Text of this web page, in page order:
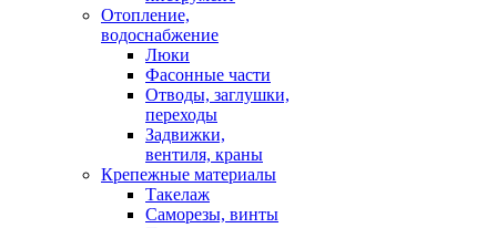
Отопление,
водоснабжение
Люки
Фасонные части
Отводы, заглушки,
переходы
Задвижки,
вентиля, краны
Крепежные материалы
Такелаж
Саморезы, винты